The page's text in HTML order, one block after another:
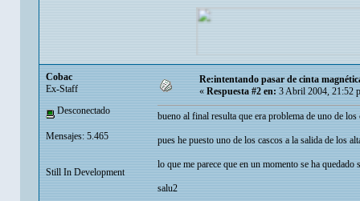
Cobac
Ex-Staff
Desconectado
Mensajes: 5.465
Still In Development
Re:intentando pasar de cinta
«Respuesta #2 en:3 Abril 2004, 21:52
bueno al final resulta que era problema de uno de los
pues he puesto uno de los cascos a la salida de los
lo que me parece que en un momento se ha
salu2